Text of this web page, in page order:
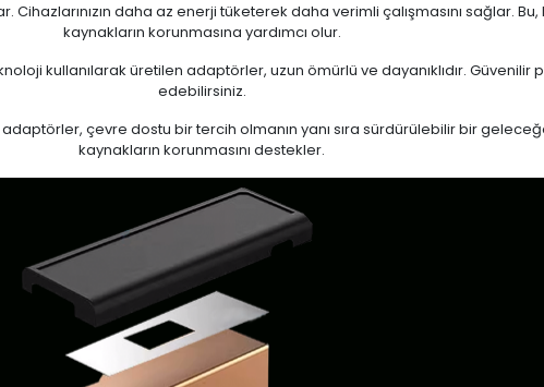
daha az enerji tüketerek daha verimli çalışmasını sağlar.
kaynakların korunmasına yardımcı olur.
kullanılarak üretilen adaptörler, uzun ömürlü ve dayanıklıdır. Güvenilir
edebilirsiniz.
çevre dostu bir tercih olmanın yanı sıra sürdürülebilir bir geleceğe
kaynakların korunmasını destekler.